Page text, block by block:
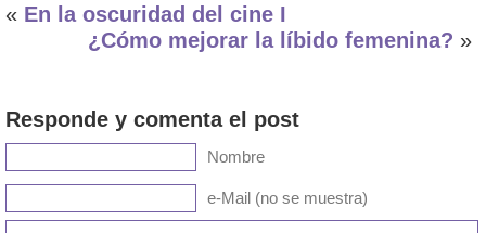
« En la oscuridad del cine I
¿Cómo mejorar la líbido femenina? »
Responde y comenta el post
Nombre
e-Mail (no se muestra)